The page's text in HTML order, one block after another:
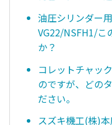
油圧シリンダー
VG22/NSFH1/こ
か？
コレットチャッ
のですが、どの
ださい。
スズキ機工(株)